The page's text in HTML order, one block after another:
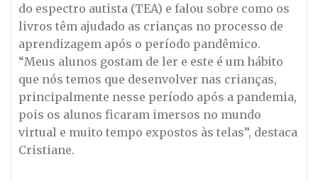
do espectro autista (TEA) e falou sobre como os
livros têm ajudado as crianças no processo de
aprendizagem após o período pandêmico.
“Meus alunos gostam de ler e este é um hábito
que nós temos que desenvolver nas crianças,
principalmente nesse período após a pandemia,
pois os alunos ficaram imersos no mundo
virtual e muito tempo expostos às telas”, destaca
Cristiane.